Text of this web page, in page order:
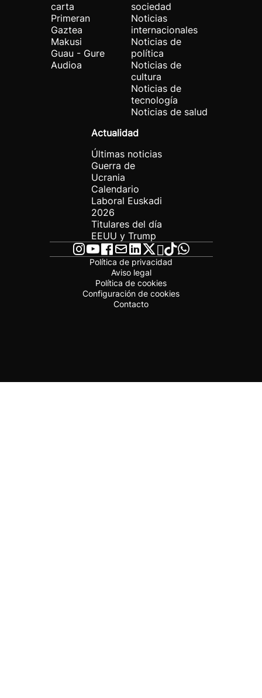
carta
Primeran
Gaztea
Makusi
Guau - Gure
Audioa
sociedad
Noticias
internacionales
Noticias de
política
Noticias de
cultura
Noticias de
tecnología
Noticias de salud
Actualidad
Últimas noticias
Guerra de
Ucrania
Calendario
Laboral Euskadi
2026
Titulares del día
EEUU y Trump
Política de privacidad
Aviso legal
Política de cookies
Configuración de cookies
Contacto